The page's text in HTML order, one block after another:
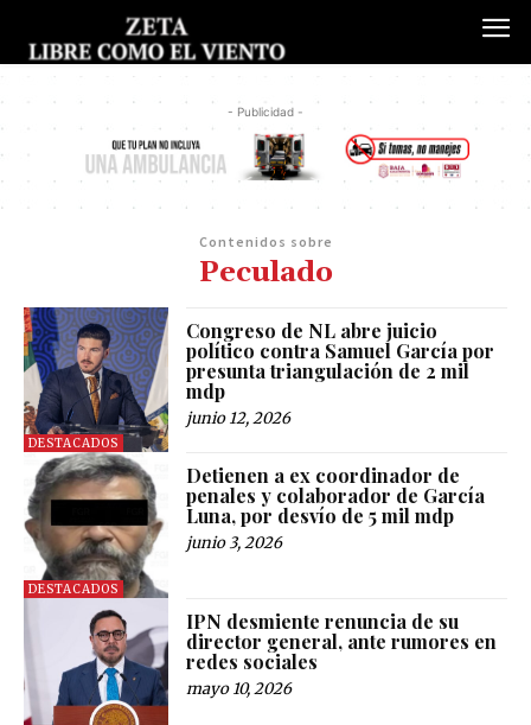
- Publicidad -
Contenidos sobre
Peculado
DESTACADOS
Congreso de NL abre juicio
político contra Samuel García por
presunta triangulación de 2 mil
mdp
junio 12, 2026
DESTACADOS
Detienen a ex coordinador de
penales y colaborador de García
Luna, por desvío de 5 mil mdp
junio 3, 2026
IPN desmiente renuncia de su
director general, ante rumores en
redes sociales
mayo 10, 2026